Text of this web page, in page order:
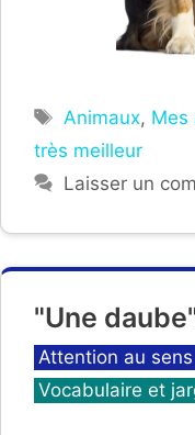
Étiquettes
Animaux, Mes
très meilleur
Laisser un
"Une
Catégories
Attention au
Vocabulaire et